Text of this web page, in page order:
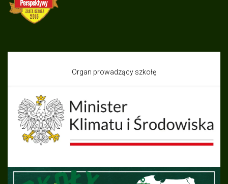
Organ prowadzący szkołę